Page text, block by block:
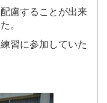
慮することが出来
。
習に参加していた